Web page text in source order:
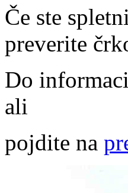
Če ste
preverite
Do
ali
pojdite na